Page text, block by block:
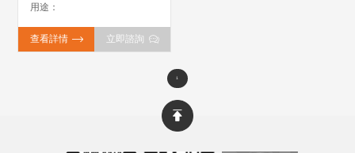
用途：
查看詳情 立即諮詢
1